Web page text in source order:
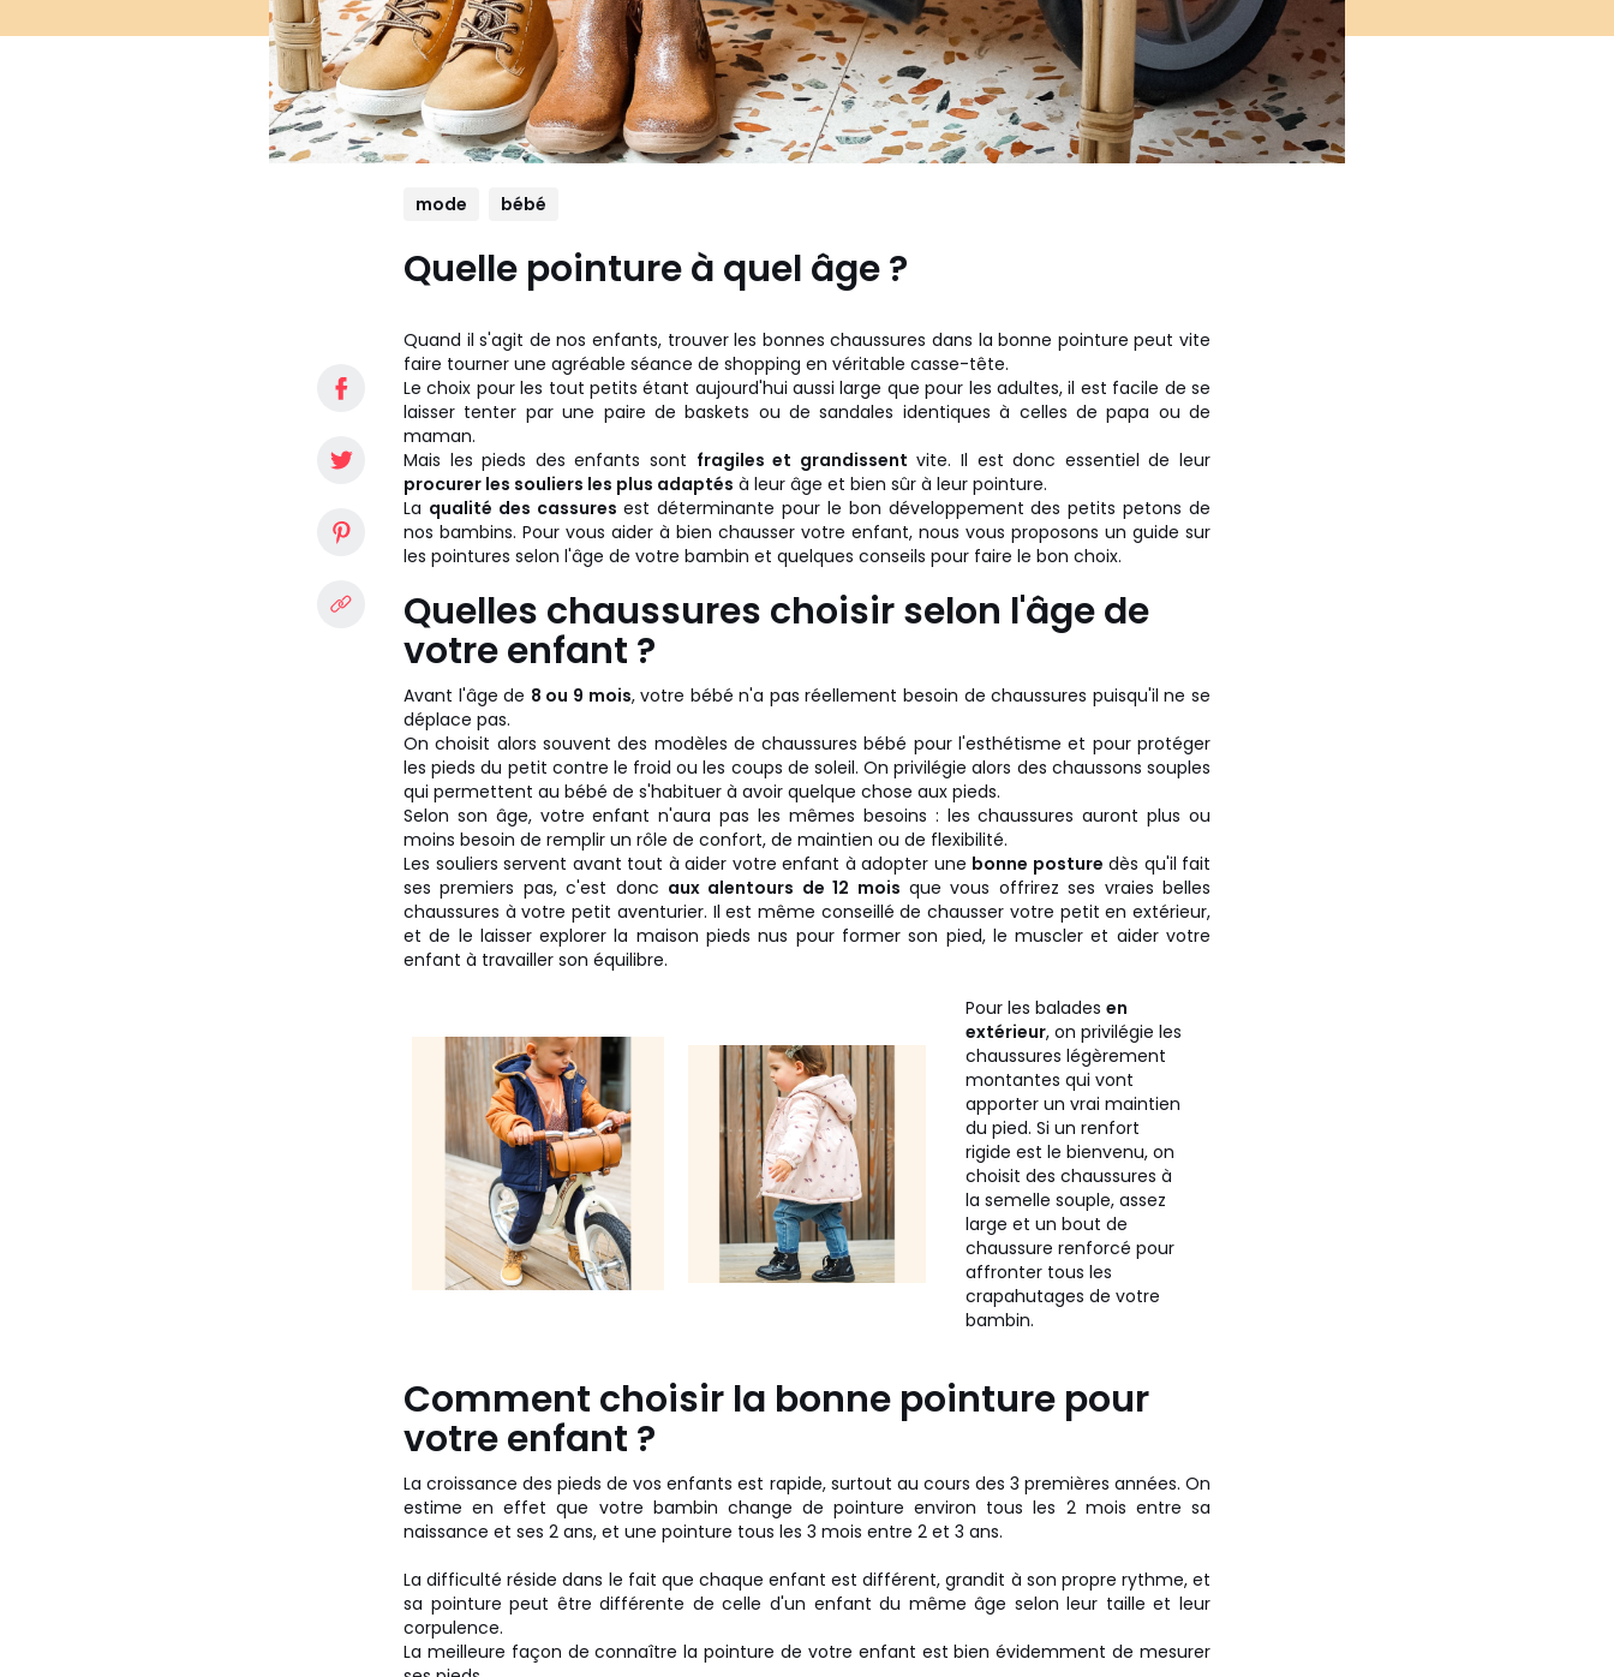
mode bébé
Quelle pointure à quel âge ?
Quand il s'agit de nos enfants, trouver les bonnes chaussures dans la bonne pointure peut vite
faire tourner une agréable séance de shopping en véritable casse-tête.
Le choix pour les tout petits étant aujourd'hui aussi large que pour les adultes, il est facile de se
laisser tenter par une paire de baskets ou de sandales identiques à celles de papa ou de
maman.
Mais les pieds des enfants sont fragiles et grandissent vite. Il est donc essentiel de leur
procurer les souliers les plus adaptés à leur âge et bien sûr à leur pointure.
La qualité des cassures est déterminante pour le bon développement des petits petons de
nos bambins. Pour vous aider à bien chausser votre enfant, nous vous proposons un guide sur
les pointures selon l'âge de votre bambin et quelques conseils pour faire le bon choix.
Quelles chaussures choisir selon l'âge de
votre enfant ?
Avant l'âge de 8 ou 9 mois, votre bébé n'a pas réellement besoin de chaussures puisqu'il ne se
déplace pas.
On choisit alors souvent des modèles de chaussures bébé pour l'esthétisme et pour protéger
les pieds du petit contre le froid ou les coups de soleil. On privilégie alors des chaussons souples
qui permettent au bébé de s'habituer à avoir quelque chose aux pieds.
Selon son âge, votre enfant n'aura pas les mêmes besoins : les chaussures auront plus ou
moins besoin de remplir un rôle de confort, de maintien ou de flexibilité.
Les souliers servent avant tout à aider votre enfant à adopter une bonne posture dès qu'il fait
ses premiers pas, c'est donc aux alentours de 12 mois que vous offrirez ses vraies belles
chaussures à votre petit aventurier. Il est même conseillé de chausser votre petit en extérieur,
et de le laisser explorer la maison pieds nus pour former son pied, le muscler et aider votre
enfant à travailler son équilibre.
Pour les baladesen
extérieur, on privilégie les
chaussures légèrement
montantes qui vont
apporter un vrai maintien
du pied. Si un renfort
rigide est le bienvenu, on
choisit des chaussures à
la semelle souple, assez
large et un bout de
chaussure renforcé pour
affronter tous les
crapahutages de votre
bambin.
Comment choisir la bonne pointure pour
votre enfant ?
La croissance des pieds de vos enfants est rapide, surtout au cours des 3 premières années. On
estime en effet que votre bambin change de pointure environ tous les 2 mois entre sa
naissance et ses 2 ans, et une pointure tous les 3 mois entre 2 et 3 ans.
La difficulté réside dans le fait que chaque enfant est différent, grandit à son propre rythme, et
sa pointure peut être différente de celle d'un enfant du même âge selon leur taille et leur
corpulence.
La meilleure façon de connaître la pointure de votre enfant est bien évidemment de mesurer